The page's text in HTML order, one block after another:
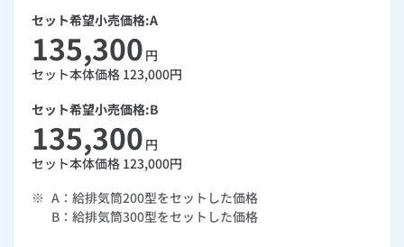
ガス栓の増設 プラスライン
ルームエアコン
スマイルーフ
エコキュート
プリゼロ
関西おでかけ納税
ハウスクリーニング
セット希望小売価格:A
135,300 円
セット本体価格 123,000円
セット希望小売価格:B
135,300 円
セット本体価格 123,000円
※ A：給排気筒200型をセットした価格
B：給排気筒300型をセットした価格